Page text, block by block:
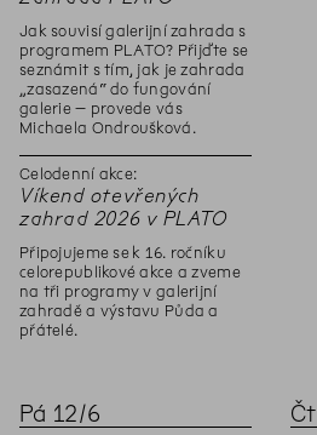
Jak souvisí galerijní zahrada s
programem PLATO? Přijďte se
seznámit s tím, jak je zahrada
„zasazená“ do fungování
galerie – provede vás
Michaela Ondroušková.
Celodenní akce:
Víkend otevřených
zahrad 2026 v PLATO
Připojujeme se k 16. ročníku
celorepublikové akce a zveme
na tři programy v galerijní
zahradě a výstavu Půda a
přátelé.
Pá 12/6 Čt